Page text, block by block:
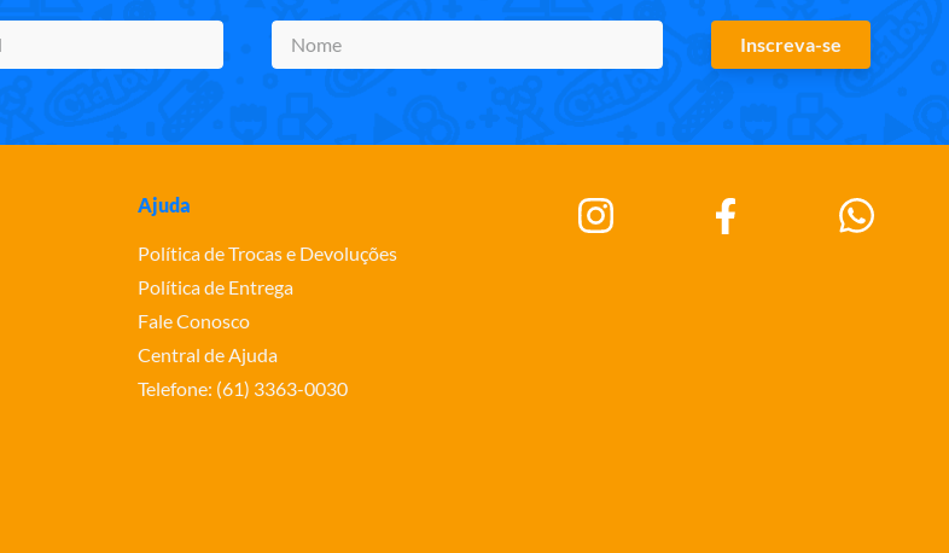
Inscreva-se
Ajuda
Política de Trocas e Devoluções
Política de Entrega
Fale Conosco
Central de Ajuda
Telefone: (61) 3363-0030